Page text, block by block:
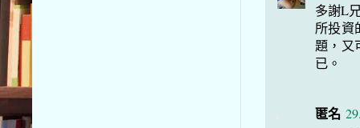
多謝L
所投資
題，又
已。
匿名